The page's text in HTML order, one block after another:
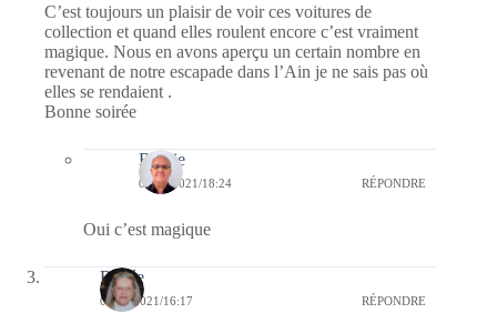
C’est toujours un plaisir de voir ces voitures de
collection et quand elles roulent encore c’est vraiment
magique. Nous en avons aperçu un certain nombre en
revenant de notre escapade dans l’Ain je ne sais pas où
elles se rendaient .
Bonne soirée
Bernie
07/09/2021/18:24 RÉPONDRE
Oui c’est magique
Renée
03/09/2021/16:17 RÉPONDRE